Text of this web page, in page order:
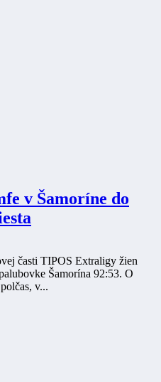
v Šamoríne do
časti TIPOS Extraligy žien
Šamorína 92:53. O
v...